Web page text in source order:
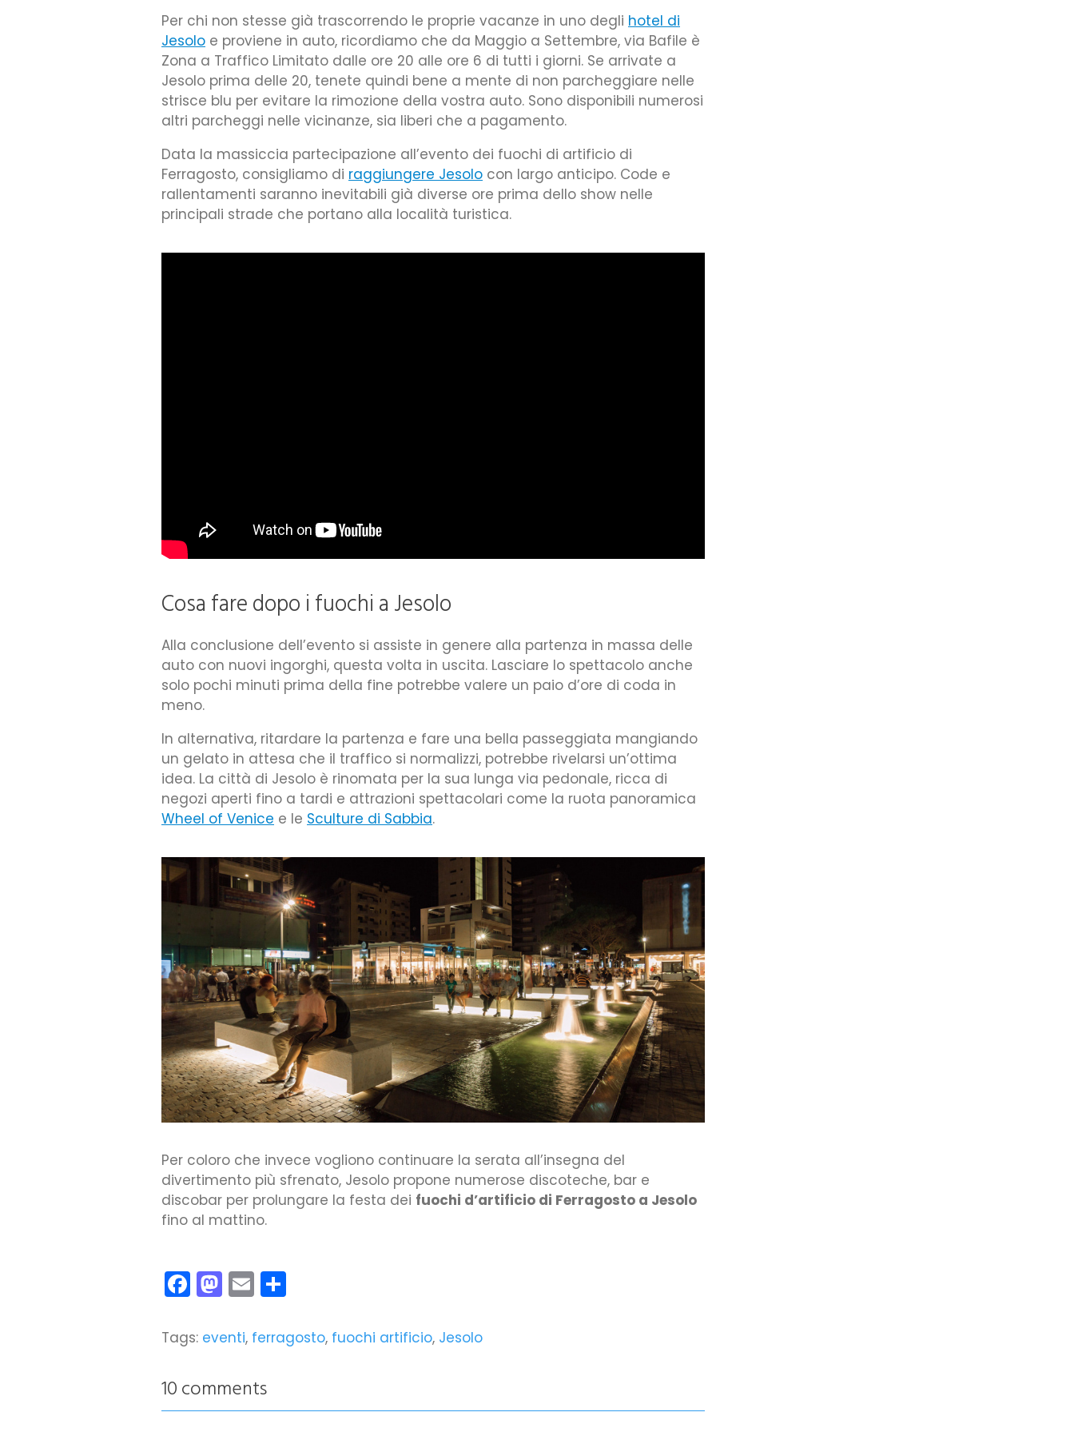
Per chi non stesse già trascorrendo le proprie vacanze in uno degli hotel di
Jesolo e proviene in auto, ricordiamo che da Maggio a Settembre, via Bafile è
Zona a Traffico Limitato dalle ore 20 alle ore 6 di tutti i giorni. Se arrivate a
Jesolo prima delle 20, tenete quindi bene a mente di non parcheggiare nelle
strisce blu per evitare la rimozione della vostra auto. Sono disponibili numerosi
altri parcheggi nelle vicinanze, sia liberi che a pagamento.
Data la massiccia partecipazione all’evento dei fuochi di artificio di
Ferragosto, consigliamo di raggiungere Jesolo con largo anticipo. Code e
rallentamenti saranno inevitabili già diverse ore prima dello show nelle
principali strade che portano alla località turistica.
Cosa fare dopo i fuochi a Jesolo
Alla conclusione dell’evento si assiste in genere alla partenza in massa delle
auto con nuovi ingorghi, questa volta in uscita. Lasciare lo spettacolo anche
solo pochi minuti prima della fine potrebbe valere un paio d’ore di coda in
meno.
In alternativa, ritardare la partenza e fare una bella passeggiata mangiando
un gelato in attesa che il traffico si normalizzi, potrebbe rivelarsi un’ottima
idea. La città di Jesolo è rinomata per la sua lunga via pedonale, ricca di
negozi aperti fino a tardi e attrazioni spettacolari come la ruota panoramica
Wheel of Venice e le Sculture di Sabbia.
Per coloro che invece vogliono continuare la serata all’insegna del
divertimento più sfrenato, Jesolo propone numerose discoteche, bar e
discobar per prolungare la festa dei fuochi d’artificio di Ferragosto a Jesolo
fino al mattino.
Facebook
Mastodon
Email
Tags: eventi, ferragosto, fuochi artificio, Jesolo
10 comments